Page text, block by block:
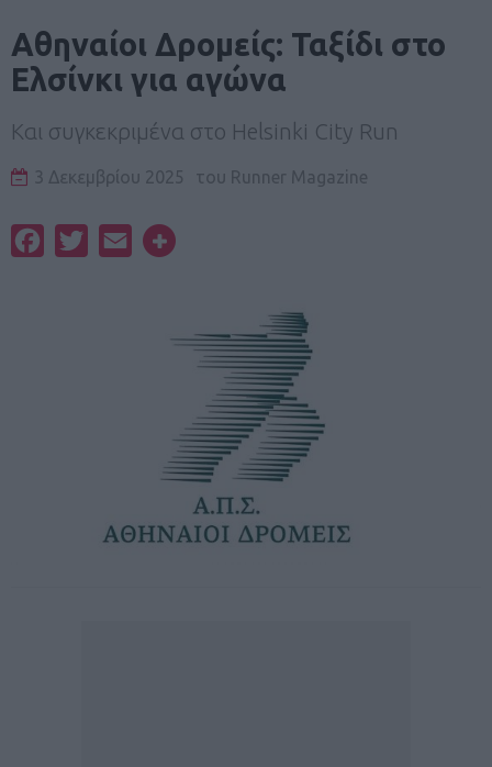
Aθηναίοι Δρομείς: Ταξίδι στο
Ελσίνκι για αγώνα
Και συγκεκριμένα στο Helsinki City Run
3 Δεκεμβρίου 2025 του Runner Magazine
FacebookTwitterEmail